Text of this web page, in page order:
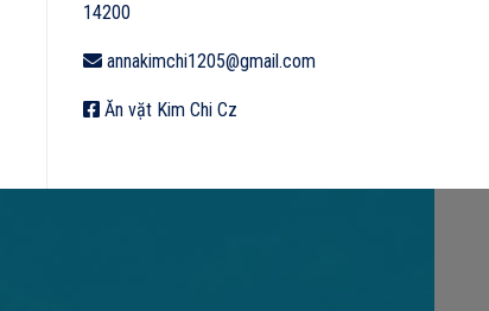
14200
annakimchi1205@gmail.com
Ăn vặt Kim Chi Cz